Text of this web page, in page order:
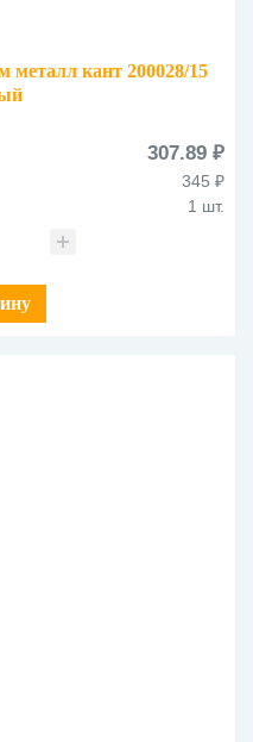
металл кант 200028/15
307.89 ₽
345 ₽
1 шт.